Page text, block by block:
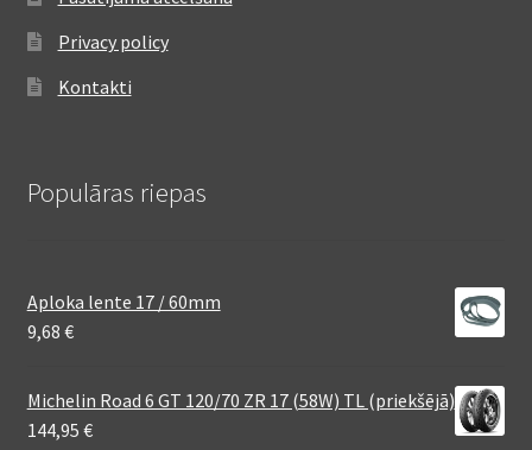
Privacy policy
Kontakti
Populāras riepas
Aploka lente 17 / 60mm
9,68 €
Michelin Road 6 GT 120/70 ZR 17 (58W) TL (priekšējā)
144,95 €